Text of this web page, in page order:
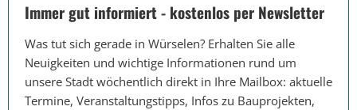
Immer gut informiert - kostenlos per Newsletter
Was tut sich gerade in Würselen? Erhalten Sie alle
Neuigkeiten und wichtige Informationen rund um
unsere Stadt wöchentlich direkt in Ihre Mailbox: aktuelle
Termine, Veranstaltungstipps, Infos zu Bauprojekten,